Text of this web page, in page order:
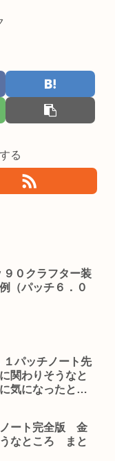
る
９０クラフター装
（パッチ６．０
１パッチノート先
関わりそうなと
気になったとこ
ノート完全版 金
なところ まと